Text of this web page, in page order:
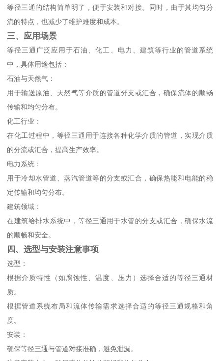
等径三通的结构简单明了，便于安装和对接。同时，由于其均匀分
流的特点，也减少了维护难度和成本。
三、应用场景
等径三通广泛应用于石油、化工、电力、建筑等行业的管道系统
中，具体用途包括：
石油与天然气：
用于输送原油、天然气等介质的管道分支或汇合，确保流体的顺畅
传输和均匀分布。
化工行业：
在化工过程中，等径三通用于连接各种化学介质的管道，实现介质
的分流或汇合，提高生产效率。
电力系统：
用于冷却水管道、蒸汽管道等的分支或汇合，确保热能和电能的稳
定传输和均匀分布。
建筑领域：
在建筑给排水系统中，等径三通用于水管的分支或汇合，确保水流
的顺畅和安全。
四、选型与安装注意事项
选型：
根据介质特性（如腐蚀性、温度、压力）选择合适的等径三通材
质。
根据管道系统布局和流体传输需求选择合适的等径三通规格和角
度。
安装：
确保等径三通与管道对接准确，避免泄漏。